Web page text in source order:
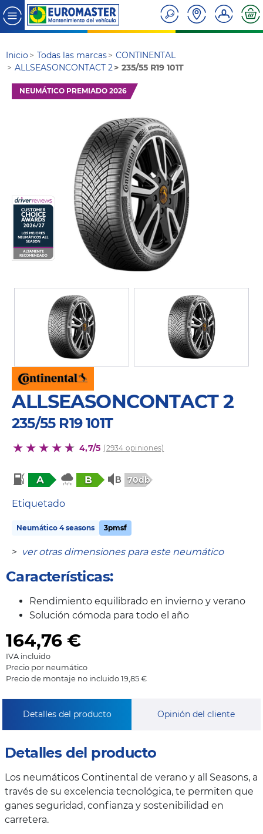
Inicio Todas las marcas
CONTINENTAL
ALLSEASONCONTACT 2
235/55 R19 101T
NEUMÁTICO PREMIADO 2026
ALLSEASONCONTACT 2
235/55 R19 101T
4,7/5 (2934 opiniones)
A B 70db
Etiquetado
Neumático 4 seasons 3pmsf
> ver otras dimensiones para este neumático
Características:
Rendimiento equilibrado en invierno y verano
Solución cómoda para todo el año
164,76 €
IVA incluido
Precio por neumático
Precio de montaje no incluido 19,85 €
Detalles del producto Opinión del cliente
Detalles del producto
Los neumáticos Continental de verano y all Seasons, a
través de su excelencia tecnológica, te permiten que
ganes seguridad, confianza y sostenibilidad en
carretera.